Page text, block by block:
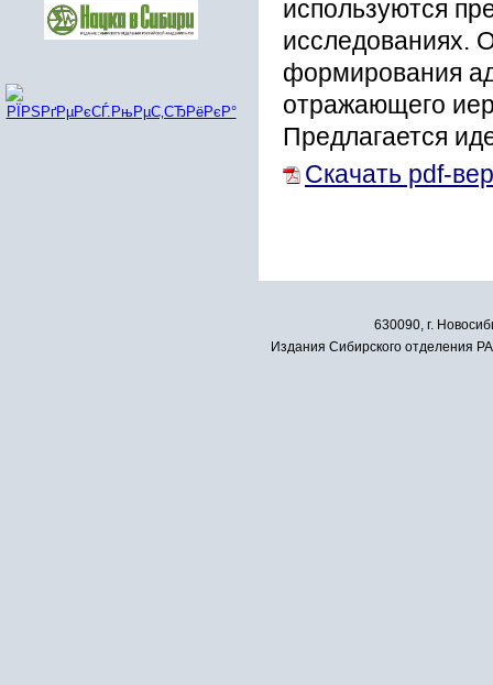
используются
исследованиях.
формирования
отражающего
Предлагается
Скачать pdf-
630090, г.
Издания Сибирского отделения